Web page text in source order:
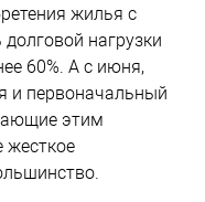
жилья с
нагрузки
60%. А с июня,
и первоначальный
этим
жесткое